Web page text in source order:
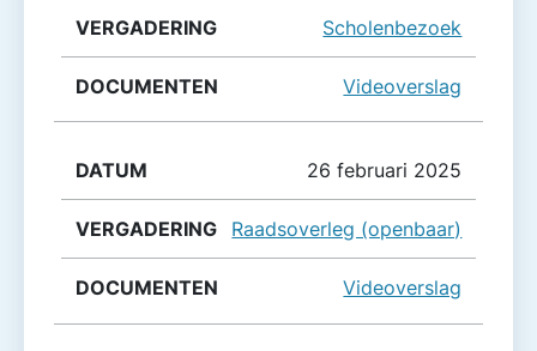
Scholenbezoek
Videoverslag
26 februari 2025
Raadsoverleg (openbaar)
Videoverslag